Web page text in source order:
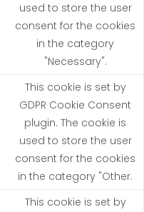
used to store the user
consent for the cookies
in the category
"Necessary".
This cookie is set by
GDPR Cookie Consent
plugin. The cookie is
used to store the user
consent for the cookies
in the category "Other.
This cookie is set by